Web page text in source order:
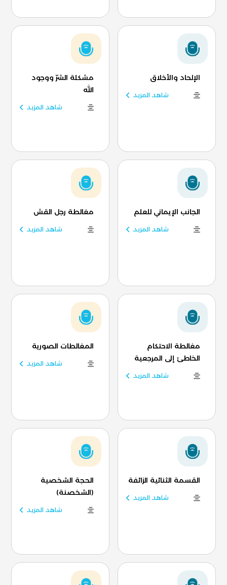
الإلحاد والأخلاق
شاهد المزيد
مشكلة الشرّ ووجود
الله
شاهد المزيد
الجانب الإيماني للعلم
شاهد المزيد
مغالطة رجل القش
شاهد المزيد
مغالطة الاحتكام
الخاطئ إلى المرجعية
شاهد المزيد
المغالطات الصورية
شاهد المزيد
القسمة الثنائية الزائفة
شاهد المزيد
الحجة الشخصية
(الشخصنة)
شاهد المزيد